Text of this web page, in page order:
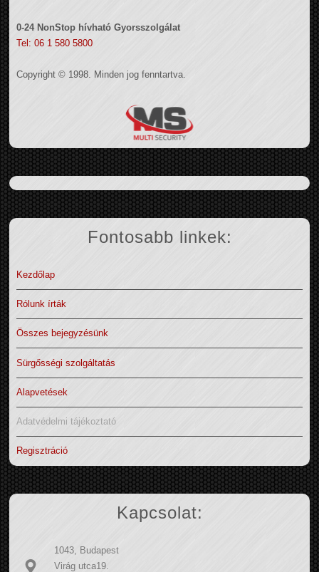
0-24 NonStop hívható Gyorsszolgálat
Tel: 06 1 580 5800
Copyright © 1998. Minden jog fenntartva.
Fontosabb linkek:
Kezdőlap
Rólunk írták
Összes bejegyzésünk
Sürgősségi szolgáltatás
Alapvetések
Adatvédelmi tájékoztató
Regisztráció
Kapcsolat:
1043, Budapest
Virág utca19.